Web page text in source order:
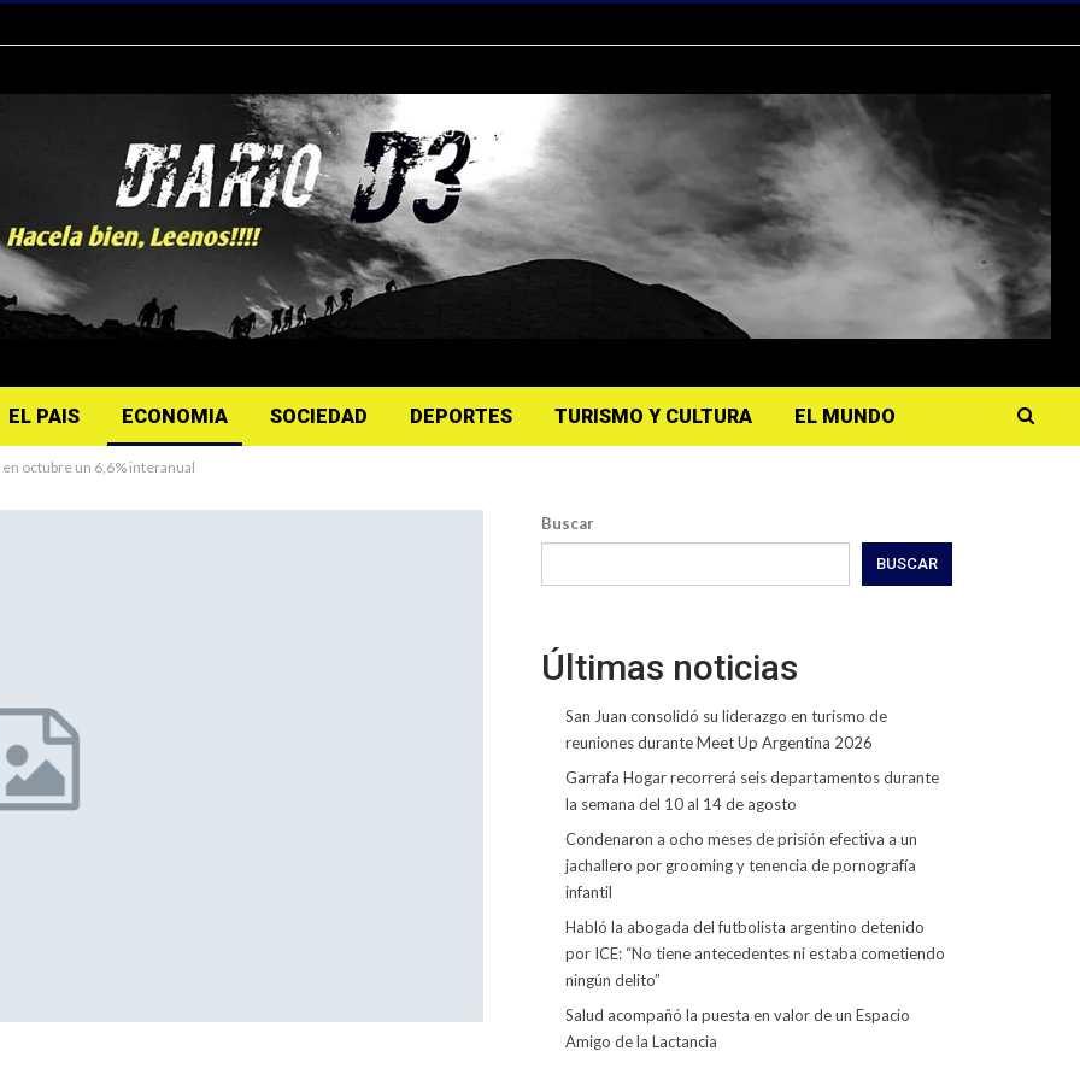
EL PAIS ECONOMIA SOCIEDAD DEPORTES TURISMO Y CULTURA EL MUNDO
octubre un 6,6% interanual
Buscar
BUSCAR
Últimas noticias
San Juan consolidó su liderazgo en turismo de
reuniones durante Meet Up Argentina 2026
Garrafa Hogar recorrerá seis departamentos durante
la semana del 10 al 14 de agosto
Condenaron a ocho meses de prisión efectiva a un
jachallero por grooming y tenencia de pornografía
infantil
Habló la abogada del futbolista argentino detenido
por ICE: “No tiene antecedentes ni estaba cometiendo
ningún delito”
Salud acompañó la puesta en valor de un Espacio
Amigo de la Lactancia